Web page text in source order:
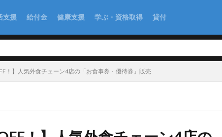
支援 給付金 健康支援 学ぶ・資格取得 貸付
！】人気外食チェーン4店の「お食事券・優待券」販売